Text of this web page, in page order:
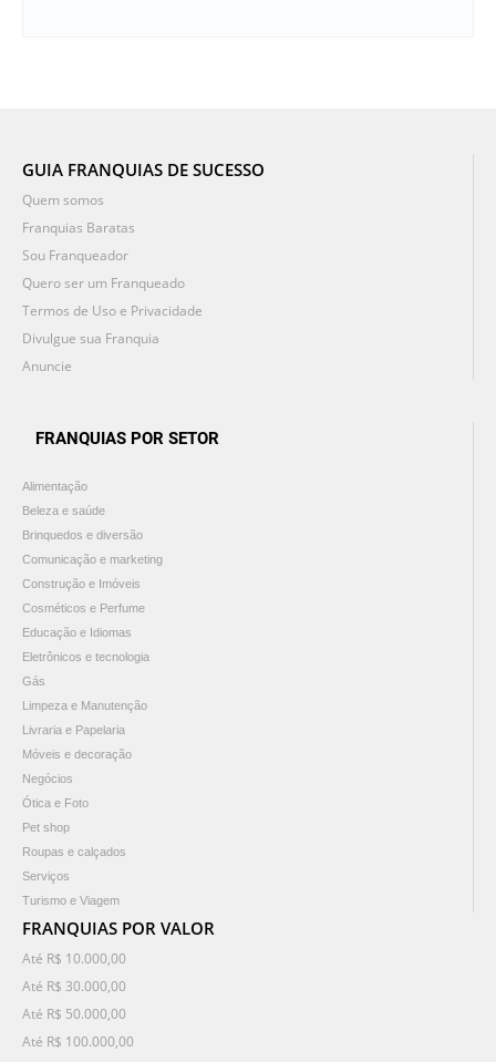
GUIA FRANQUIAS DE SUCESSO
Quem somos
Franquias Baratas
Sou Franqueador
Quero ser um Franqueado
Termos de Uso e Privacidade
Divulgue sua Franquia
Anuncie
FRANQUIAS POR SETOR
Alimentação
Beleza e saúde
Brinquedos e diversão
Comunicação e marketing
Construção e Imóveis
Cosméticos e Perfume
Educação e Idiomas
Eletrônicos e tecnologia
Gás
Limpeza e Manutenção
Livraria e Papelaria
Móveis e decoração
Negócios
Ótica e Foto
Pet shop
Roupas e calçados
Serviços
Turismo e Viagem
FRANQUIAS POR VALOR
Até R$ 10.000,00
Até R$ 30.000,00
Até R$ 50.000,00
Até R$ 100.000,00